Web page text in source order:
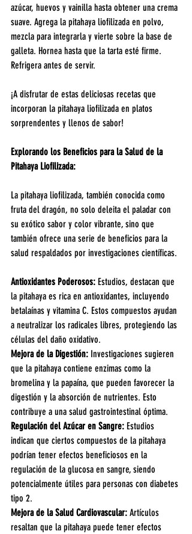
azúcar, huevos y vainilla hasta obtener una crema
suave. Agrega la pitahaya liofilizada en polvo,
mezcla para integrarla y vierte sobre la base de
galleta. Hornea hasta que la tarta esté firme.
Refrigera antes de servir.
¡A disfrutar de estas deliciosas recetas que
incorporan la pitahaya liofilizada en platos
sorprendentes y llenos de sabor!
Explorando los Beneficios para la Salud de la
Pitahaya Liofilizada:
La pitahaya liofilizada, también conocida como
fruta del dragón, no solo deleita el paladar con
su exótico sabor y color vibrante, sino que
también ofrece una serie de beneficios para la
salud respaldados por investigaciones científicas.
Antioxidantes Poderosos: Estudios, destacan que
la pitahaya es rica en antioxidantes, incluyendo
betalaínas y vitamina C. Estos compuestos ayudan
a neutralizar los radicales libres, protegiendo las
células del daño oxidativo.
Mejora de la Digestión: Investigaciones sugieren
que la pitahaya contiene enzimas como la
bromelina y la papaína, que pueden favorecer la
digestión y la absorción de nutrientes. Esto
contribuye a una salud gastrointestinal óptima.
Regulación del Azúcar en Sangre: Estudios
indican que ciertos compuestos de la pitahaya
podrían tener efectos beneficiosos en la
regulación de la glucosa en sangre, siendo
potencialmente útiles para personas con diabetes
tipo 2.
Mejora de la Salud Cardiovascular: Artículos
resaltan que la pitahaya puede tener efectos